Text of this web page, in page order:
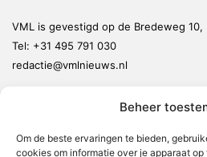
Beheer
Om de beste ervaringen te bieden,
cookies om informatie over je apparaat
VML is gevestigd op de Bredeweg
Tel: +31 495 791 030
redactie@vmlnieuws.nl